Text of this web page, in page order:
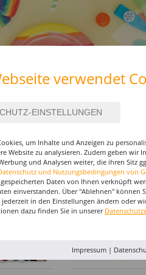
MAKE-UP &
% %
verwendet
um Inhalte und Anzeigen zu
Website zu analysieren. Zudem geben
und Analysen weiter, die ihren Sitz
und Nutzungsbedingungen von
Daten von Ihnen verknüpft
einverstanden. Über "Ablehnen" können
in den Einstellungen ändern oder
dazu finden Sie in unserer
Impressum|